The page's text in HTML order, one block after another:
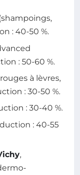
: 40-50 %.
: 50-60 %.
rouges à lèvres,
: 30-50 %.
: 30-40 %.
: 40-55
,